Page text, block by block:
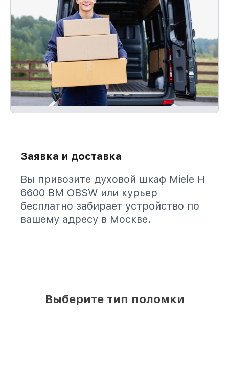
Заявка и доставка
Вы привозите духовой шкаф Miele H
6600 BM OBSW или курьер
бесплатно забирает устройство по
вашему адресу в Москве.
Выберите тип поломки